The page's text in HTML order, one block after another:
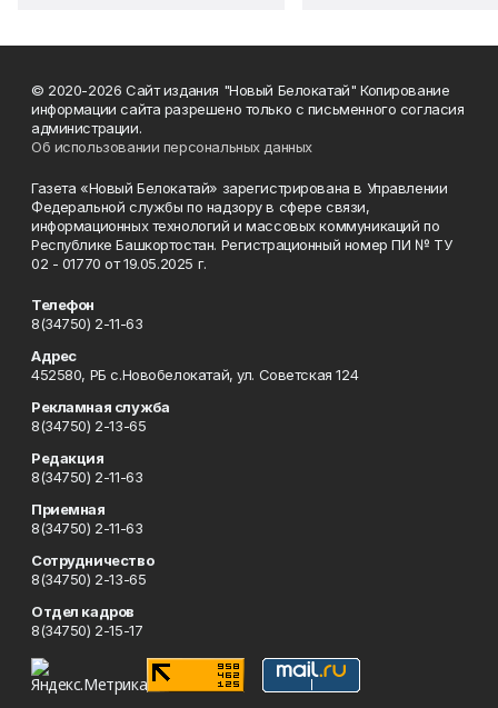
© 2020-2026 Сайт издания "Новый Белокатай" Копирование
информации сайта разрешено только с письменного согласия
администрации.
Об использовании персональных данных
Газета «Новый Белокатай» зарегистрирована в Управлении
Федеральной службы по надзору в сфере связи,
информационных технологий и массовых коммуникаций по
Республике Башкортостан. Регистрационный номер ПИ № ТУ
02 - 01770 от 19.05.2025 г.
Телефон
8(34750) 2-11-63
Адрес
452580, РБ с.Новобелокатай, ул. Советская 124
Рекламная служба
8(34750) 2-13-65
Редакция
8(34750) 2-11-63
Приемная
8(34750) 2-11-63
Сотрудничество
8(34750) 2-13-65
Отдел кадров
8(34750) 2-15-17